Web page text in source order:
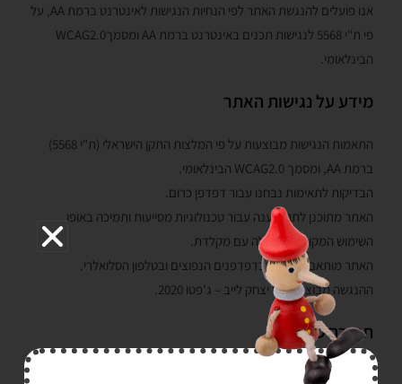
אנו פועלים להנגשת האתר לפי הנחיות הנגישות לאינטרנט ברמת AA, על
פי ת"י 5568 לנגישות תכנים באינטרנט ברמת AA ומסמךWCAG2.0
הבינלאומי.
מידע על נגישות האתר
התאמות הנגישות מבוצעות על פי המלצות התקן הישראלי (ת"י 5568)
ברמת AA, ומסמך WCAG2.0 הבינלאומי.
הבדיקות לתאימות נבחנו עבור דפדפן כרום.
האתר מתוכנן לתת מענה עבור טכנולוגיות מסייעות ותמיכה באופן
השימוש המקובל להפעלה עם מקלדת.
האתר מותאם לתצוגה בדפדפנים הנפוצים ובטלפון הסלואלרי.
ההנגשה מבוצעת ע"י יצחק לייב – ג'פטו 2020.
תמיכה טכנית
האתר מותאם לגלישה במכשירי סלולר ובמחשבים נייחים/ניידים.